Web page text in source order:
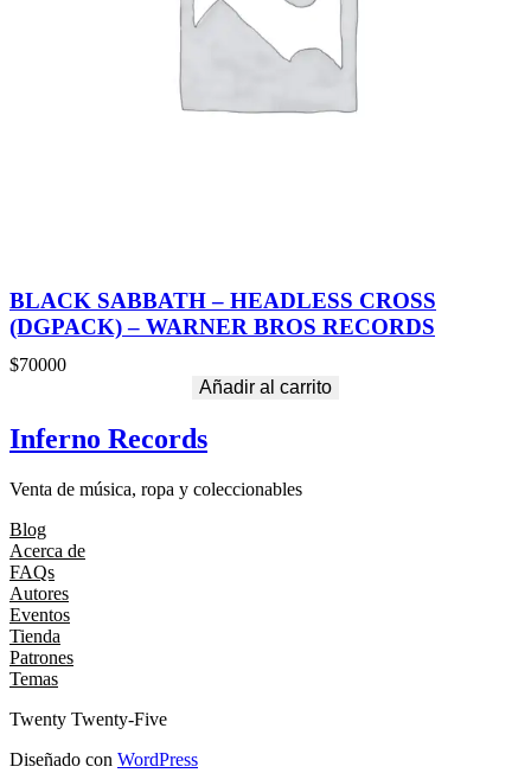
BLACK SABBATH – HEADLESS CROSS
(DGPACK) – WARNER BROS RECORDS
$70000
Añadir al carrito
Inferno Records
Venta de música, ropa y coleccionables
Blog
Acerca de
FAQs
Autores
Eventos
Tienda
Patrones
Temas
Twenty Twenty-Five
Diseñado con WordPress